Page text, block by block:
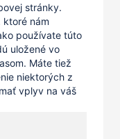
stránky.
ktoré nám
používate túto
uložené vo
Máte tiež
niektorých z
vplyv na váš